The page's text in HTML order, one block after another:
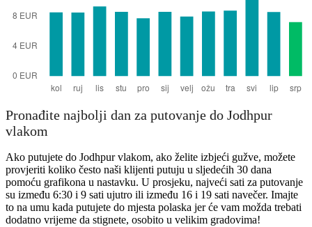
Jodhpur
Pronađite najbolji dan za putovanje do Jodhpur
vlakom
Ako putujete do Jodhpur vlakom, ako želite izbjeći gužve, možete
provjeriti koliko često naši klijenti putuju u sljedećih 30 dana
pomoću grafikona u nastavku. U prosjeku, najveći sati za putovanje
su između 6:30 i 9 sati ujutro ili između 16 i 19 sati navečer. Imajte
to na umu kada putujete do mjesta polaska jer će vam možda trebati
dodatno vrijeme da stignete, osobito u velikim gradovima!